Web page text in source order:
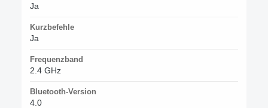
Ja
Kurzbefehle
Ja
Frequenzband
2.4 GHz
Bluetooth-Version
4.0